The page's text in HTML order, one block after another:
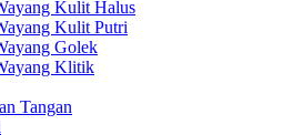
Kulit Halus
Kulit Putri
Golek
Klitik
Tangan